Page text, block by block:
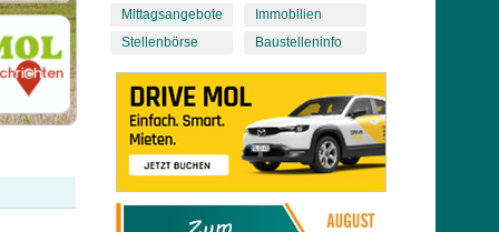
Mittagsangebote
Stellenbörse
Immobilien
Baustelleninfo